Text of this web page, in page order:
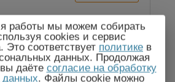
работы мы можем собирать
cookies и сервис
Это соответствует политике в
данных. Продолжая
даёте согласие на обработку
данных. Файлы cookie можно